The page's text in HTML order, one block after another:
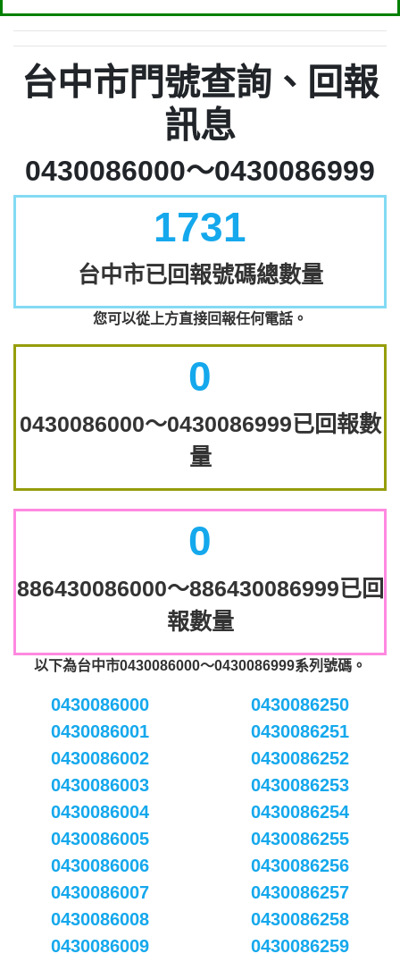
台中市門號查詢、回報
訊息
0430086000～0430086999
1731
台中市已回報號碼總數量
您可以從上方直接回報任何電話。
0
0430086000～0430086999已回報數
量
0
886430086000～886430086999已回
報數量
以下為台中市0430086000～0430086999系列號碼。
0430086000
0430086001
0430086002
0430086003
0430086004
0430086005
0430086006
0430086007
0430086008
0430086009
0430086250
0430086251
0430086252
0430086253
0430086254
0430086255
0430086256
0430086257
0430086258
0430086259